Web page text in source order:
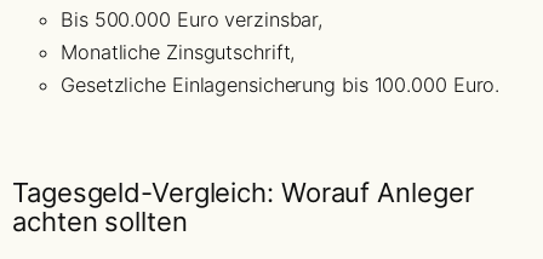
Bis 500.000 Euro verzinsbar,
Monatliche Zinsgutschrift,
Gesetzliche Einlagensicherung bis 100.000 Euro.
Tagesgeld-Vergleich: Worauf Anleger
achten sollten